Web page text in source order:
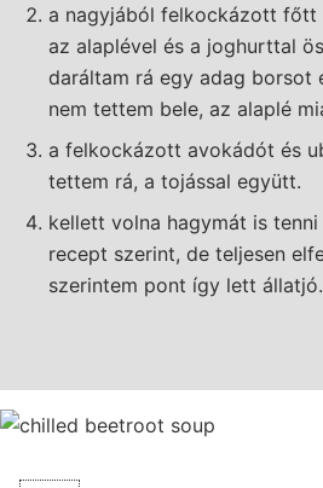
a nagyjából felkockázott főtt
az alaplével és a joghurttal
daráltam rá egy adag borsot
nem tettem bele, az alaplé
a felkockázott avokádót és
tettem rá, a tojással együtt.
kellett volna hagymát is
recept szerint, de teljesen
szerintem pont így lett állatjó.